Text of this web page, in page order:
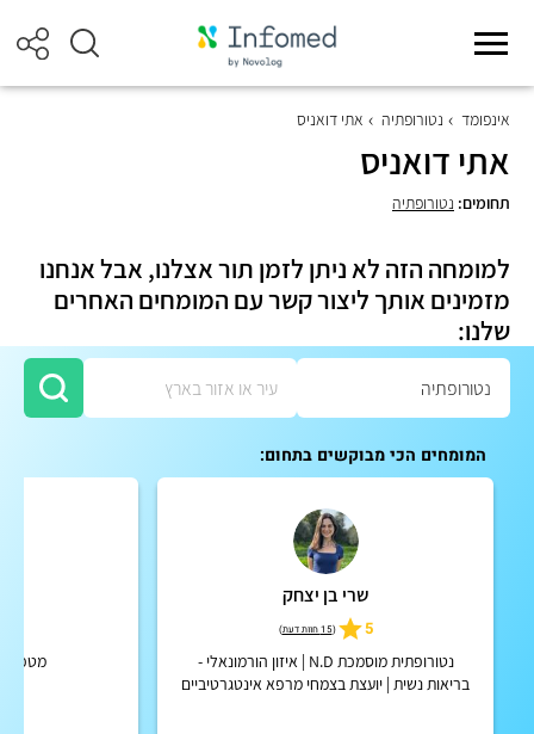
אינפומד נטורופתיה אתי דואניס
אתי דואניס
תחומים: נטורופתיה
למומחה הזה לא ניתן לזמן תור אצלנו, אבל אנחנו
מזמינים אותך ליצור קשר עם המומחים האחרים
שלנו:
המומחים הכי מבוקשים בתחום:
שרי בן יצחק
5
(15 חוות דעת )
נטורופתית מוסמכת N.D | איזון הורמונאלי -
בריאות נשית | יועצת בצמחי מרפא אינטגרטיביים
מטפל